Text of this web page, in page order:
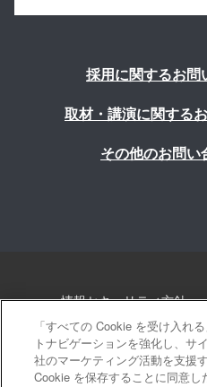
採用に関するお問
取材・講演に関する
その他のお問い
情報セキュリティ方針
個人情報について 勧誘
サイト
「すべての Cookie を受け入れ
トナビゲーションを強化し、サ
社のマーケティング活動を支援
Cookie を保存することに同意し